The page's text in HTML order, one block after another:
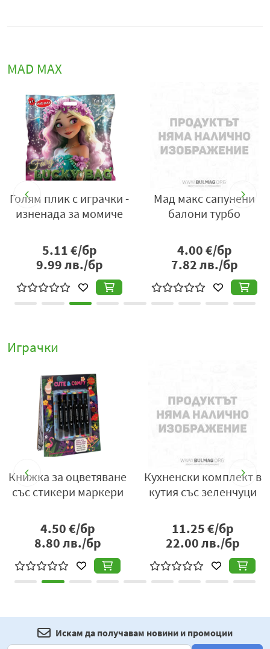
MAD MAX
Голям плик с играчки -
изненада за момиче
5.11€/бр
9.99лв./бр
Мад макс сапунени
балони турбо
4.00€/бр
7.82лв./бр
Играчки
Книжка за оцветяване
със стикери маркери
4.50€/бр
8.80лв./бр
Кухненски комплект в
кутия със зеленчуци
11.25€/бр
22.00лв./бр
Искам да получавам новини и промоции